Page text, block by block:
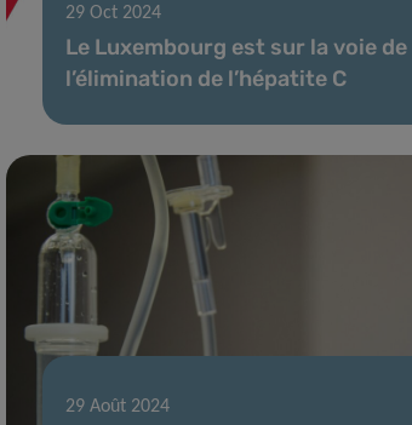
29 Oct 2024
Le Luxembourg est sur la voie de
l’élimination de l’hépatite C
29 Août 2024